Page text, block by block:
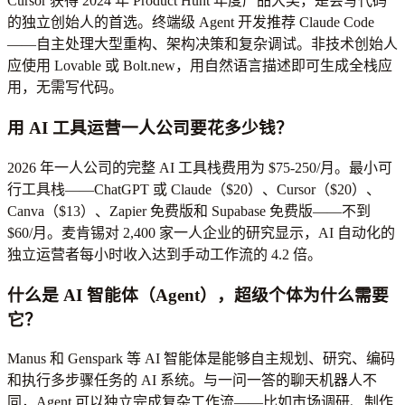
的独立创始人的首选。终端级 Agent 开发推荐 Claude Code
——自主处理大型重构、架构决策和复杂调试。非技术创始人
应使用 Lovable 或 Bolt.new，用自然语言描述即可生成全栈应
用，无需写代码。
用 AI 工具运营一人公司要花多少钱？
2026 年一人公司的完整 AI 工具栈费用为 $75-250/月。最小可
行工具栈——ChatGPT 或 Claude（$20）、Cursor（$20）、
Canva（$13）、Zapier 免费版和 Supabase 免费版——不到
$60/月。麦肯锡对 2,400 家一人企业的研究显示，AI 自动化的
独立运营者每小时收入达到手动工作流的 4.2 倍。
什么是 AI 智能体（Agent），超级个体为什么需要
它？
Manus 和 Genspark 等 AI 智能体是能够自主规划、研究、编码
和执行多步骤任务的 AI 系统。与一问一答的聊天机器人不